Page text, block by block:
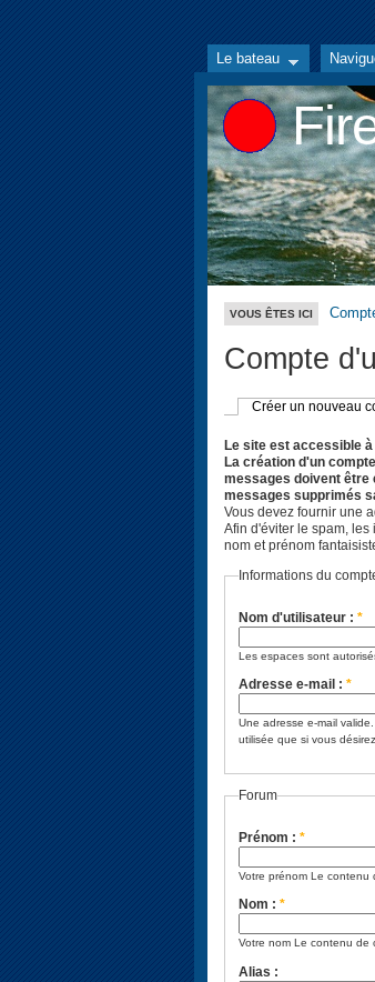
Le bateau
VOUS ÊTES ICI
Compte
Créer un nouveau
Le site est accessible
La création d'un
messages doivent être
messages supprimés
Vous devez fournir une
Afin d'éviter le spam,
nom et prénom
Informations du
Nom d'utilisateur : *
Les espaces sont
Adresse e-mail : *
Une adresse e-mail
utilisée que si vous
Forum
Prénom : *
Votre prénom Le contenu
Nom : *
Votre nom Le contenu de
Alias :